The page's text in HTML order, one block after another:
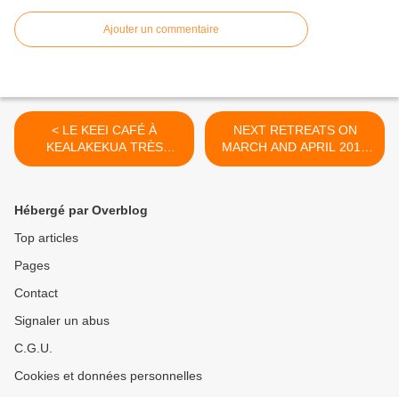
Ajouter un commentaire
< LE KEEI CAFÉ À
KEALAKEKUA TRÈS
POPULAIRE ET
NEXT RETREATS ON
MARCH AND APRIL 2013
«Ascension Dynamics with
Hébergé par Overblog
Top articles
Pages
Contact
Signaler un abus
C.G.U.
Cookies et données personnelles